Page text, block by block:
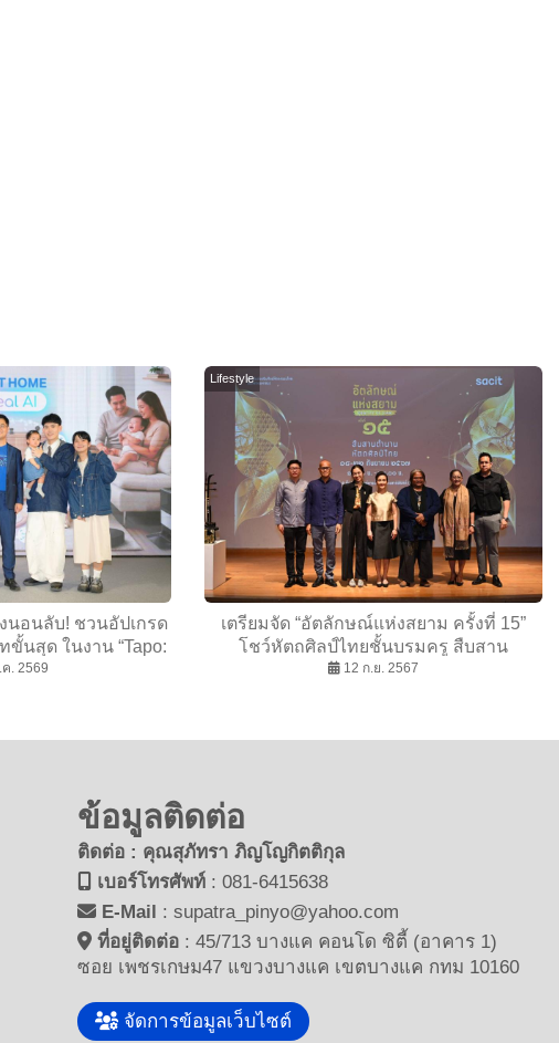
นอนลับ! ชวนอัปเกรด
นสุด ในงาน “Tapo:
Meets Real AI”
. 2569
Lifestyle
เตรียมจัด “อัตลักษณ์แห่งสยาม ครั้งที่ 15”
โชว์หัตถศิลป์ไทยชั้นบรมครู สืบสาน
ภูมิปัญญา
12 ก.ย. 2567
ข้อมูลติดต่อ
ติดต่อ : คุณสุภัทรา ภิญโญกิตติกุล
เบอร์โทรศัพท์: 081-6415638
E-Mail : supatra_pinyo@yahoo.com
ที่อยู่ติดต่อ: 45/713 บางแค คอนโด ซิตี้ (อาคาร 1)
ซอย เพชรเกษม47 แขวงบางแค เขตบางแค กทม 10160
จัดการข้อมูลเว็บไซต์